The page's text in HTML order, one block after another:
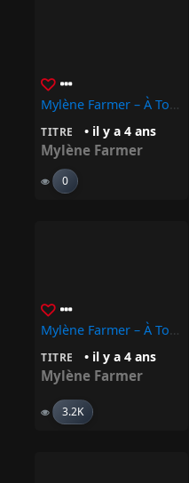
Mylène Farmer – À Tout Jamais (D Remix – Distortion Remix By Vitalic)
TITRE • il y a 4 ans
Mylène Farmer
0
Mylène Farmer – À Tout Jamais
TITRE • il y a 4 ans
Mylène Farmer
3.2K